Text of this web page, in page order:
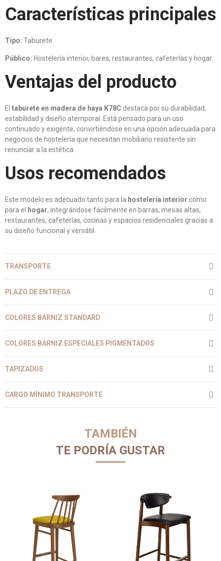
Características principales
Tipo: Taburete.
Público: Hostelería interior, bares, restaurantes, cafeterías y hogar.
Ventajas del producto
El taburete en madera de haya K78C destaca por su durabilidad,
estabilidad y diseño atemporal. Está pensado para un uso
continuado y exigente, convirtiéndose en una opción adecuada para
negocios de hostelería que necesitan mobiliario resistente sin
renunciar a la estética.
Usos recomendados
Este modelo es adecuado tanto para la hostelería interior como
para el
hogar, integrándose fácilmente en barras, mesas altas,
restaurantes, cafeterías, cocinas y espacios residenciales gracias a
su diseño funcional y versátil.
TRANSPORTE
PLAZO DE ENTREGA
COLORES BARNIZ STANDARD
COLORES BARNIZ ESPECIALES PIGMENTADOS
TAPIZADOS
CARGO MÍNIMO TRANSPORTE
TAMBIÉN
TE PODRÍA GUSTAR